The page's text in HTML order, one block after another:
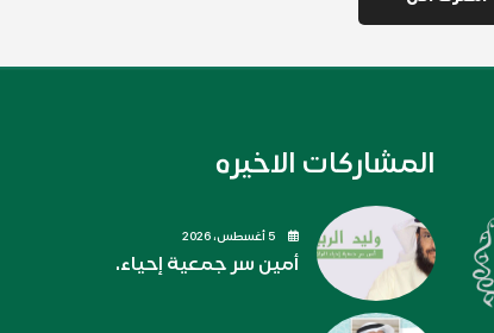
المشاركات الاخيره
أمين سر جمعية إحياء.